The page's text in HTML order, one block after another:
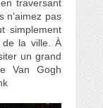
traversant
n’aimez pas
simplement
de la ville. À
un grand
Van Gogh